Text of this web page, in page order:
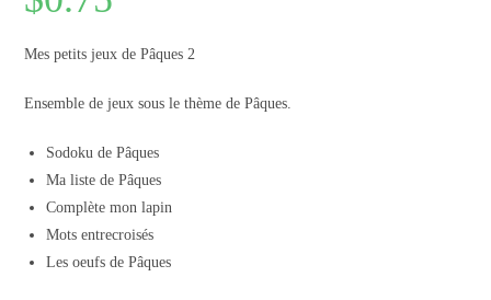
Mes petits jeux de Pâques 2
Ensemble de jeux sous le thème de Pâques.
Sodoku de Pâques
Ma liste de Pâques
Complète mon lapin
Mots entrecroisés
Les oeufs de Pâques